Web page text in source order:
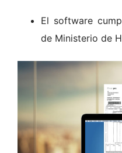
El software
de Ministerio de